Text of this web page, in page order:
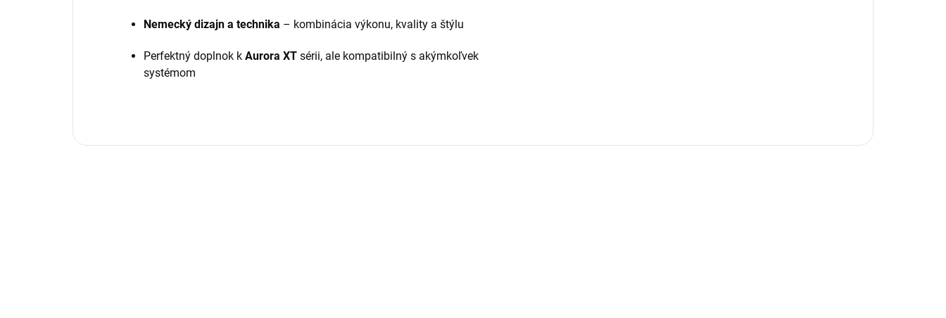
Nemecký dizajn a technika – kombinácia výkonu, kvality a štýlu
Perfektný doplnok k Aurora XT sérii, ale kompatibilný s akýmkoľvek
systémom